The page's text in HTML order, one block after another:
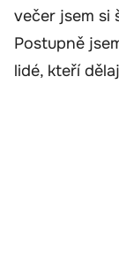
večer jsem si
Postupně
lidé, kteří